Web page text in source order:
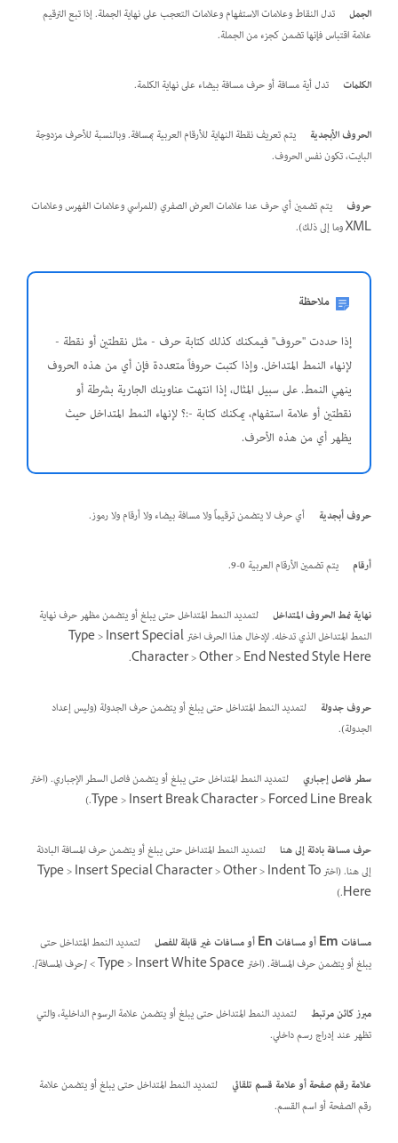
الجمل
تدل النقاط وعلامات الاستفهام وعلامات التعجب على نهاية الجملة. إذا تبع الترقيم
علامة اقتباس فإنها تضمن كجزء من الجملة.
الكلمات تدل أية مسافة أو حرف مسافة بيضاء على نهاية الكلمة.
الحروف الأبجدية
يتم تعريف نقطة النهاية للأرقام العربية بمسافة. وبالنسبة للأحرف مزدوجة
البايت، تكون نفس الحروف.
حروف
يتم تضمين أي حرف عدا علامات العرض الصفري (للمراسي وعلامات الفهرس وعلامات
XML وما إلى ذلك).
ملاحظة
إذا حددت "حروف" فيمكنك كذلك كتابة حرف - مثل نقطتين أو نقطة -
لإنهاء النمط المتداخل. وإذا كتبت حروفاً متعددة فإن أي من هذه الحروف
ينهي النمط. على سبيل المثال، إذا انتهت عناوينك الجارية بشرطة أو
نقطتين أو علامة استفهام، يمكنك كتابة -:؟ لإنهاء النمط المتداخل حيث
يظهر أي من هذه الأحرف.
حروف أبجدية أي حرف لا يتضمن ترقيماً ولا مسافة بيضاء ولا أرقام ولا رموز.
أرقام يتم تضمين الأرقام العربية 0-9.
نهاية نمط الحروف المتداخل
لتمديد النمط المتداخل حتى يبلغ أو يتضمن مظهر حرف نهاية
النمط المتداخل الذي تدخله. لإدخال هذا الحرف اختر Type > Insert Special
Character > Other > End Nested Style Here.
حروف جدولة
لتمديد النمط المتداخل حتى يبلغ أو يتضمن حرف الجدولة (وليس إعداد
الجدولة).
سطر فاصل إجباري
لتمديد النمط المتداخل حتى يبلغ أو يتضمن فاصل السطر الإجباري. (اختر
Type > Insert Break Character > Forced Line Break.)
حرف مسافة بادئة إلى هنا
لتمديد النمط المتداخل حتى يبلغ أو يتضمن حرف المسافة البادئة
إلى هنا. (اختر Type > Insert Special Character > Other > Indent To
Here.)
مسافات Em أو مسافات En أو مسافات غير قابلة للفصل
لتمديد النمط المتداخل حتى
يبلغ أو يتضمن حرف المسافة. (اختر Type > Insert White Space >
[حرف المسافة].
مبرز كائن مرتبط
لتمديد النمط المتداخل حتى يبلغ أو يتضمن علامة الرسوم الداخلية، والتي
تظهر عند إدراج رسم داخلي.
علامة رقم صفحة أو علامة قسم تلقائي
لتمديد النمط المتداخل حتى يبلغ أو يتضمن علامة
رقم الصفحة أو اسم القسم.